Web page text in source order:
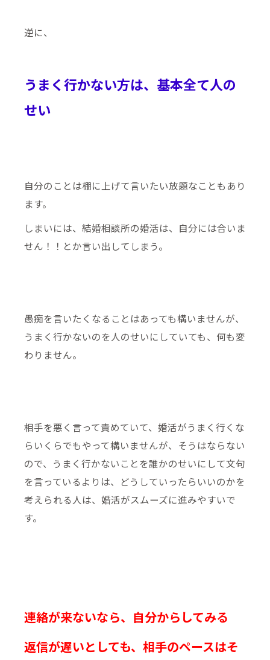
逆に、
うまく行かない方は、基本全て人の
せい
自分のことは棚に上げて言いたい放題なこともあり
ます。
しまいには、結婚相談所の婚活は、自分には合いま
せん！！とか言い出してしまう。
愚痴を言いたくなることはあっても構いませんが、
うまく行かないのを人のせいにしていても、何も変
わりません。
相手を悪く言って責めていて、婚活がうまく行くな
らいくらでもやって構いませんが、そうはならない
ので、うまく行かないことを誰かのせいにして文句
を言っているよりは、どうしていったらいいのかを
考えられる人は、婚活がスムーズに進みやすいで
す。
連絡が来ないなら、自分からしてみる
返信が遅いとしても、相手のペースはそ